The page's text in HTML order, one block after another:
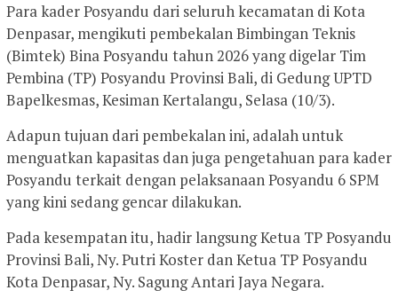
Para kader Posyandu dari seluruh kecamatan di Kota
Denpasar, mengikuti pembekalan Bimbingan Teknis
(Bimtek) Bina Posyandu tahun 2026 yang digelar Tim
Pembina (TP) Posyandu Provinsi Bali, di Gedung UPTD
Bapelkesmas, Kesiman Kertalangu, Selasa (10/3).
Adapun tujuan dari pembekalan ini, adalah untuk
menguatkan kapasitas dan juga pengetahuan para kader
Posyandu terkait dengan pelaksanaan Posyandu 6 SPM
yang kini sedang gencar dilakukan.
Pada kesempatan itu, hadir langsung Ketua TP Posyandu
Provinsi Bali, Ny. Putri Koster dan Ketua TP Posyandu
Kota Denpasar, Ny. Sagung Antari Jaya Negara.